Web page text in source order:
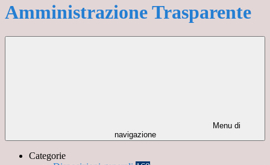
Amministrazione Trasparente
Menu di
navigazione
Categorie